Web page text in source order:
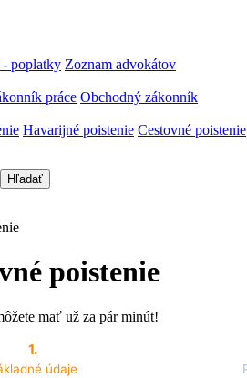
poplatky Zoznam advokátov
práce Obchodný zákonník
Havarijné poistenie Cestovné poistenie
Hľadať
poistenie
mať už za pár minút!